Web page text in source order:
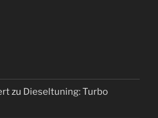
zu Dieseltuning: Turbo